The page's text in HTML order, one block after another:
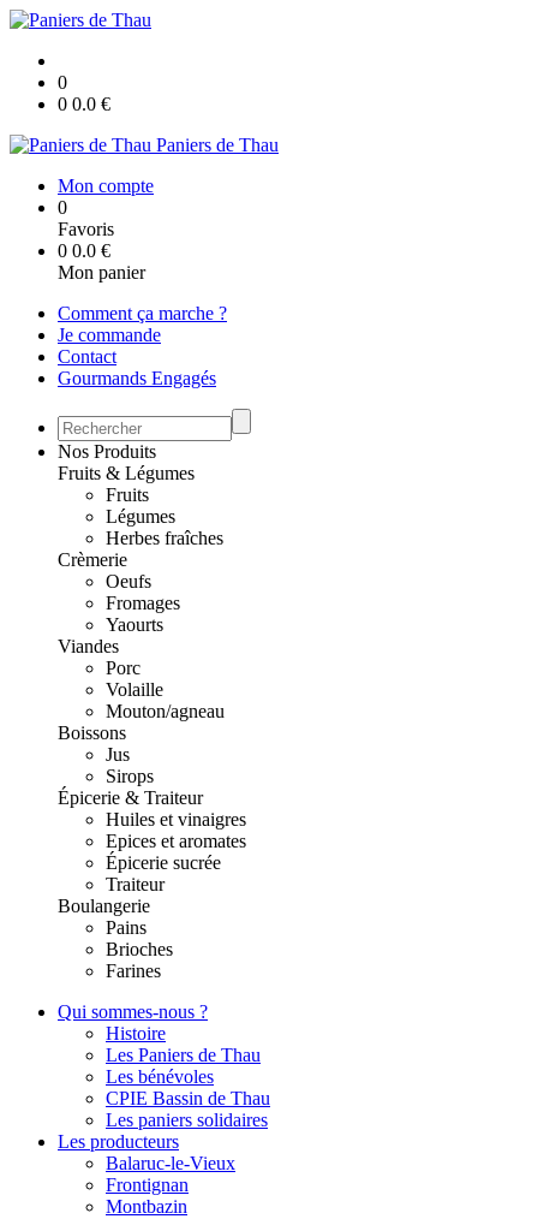
0
0 0.0 €
Paniers de Thau
Mon compte
0
Favoris
0 0.0 €
Mon panier
Comment ça marche ?
Je commande
Contact
Gourmands Engagés
Nos Produits
Fruits & Légumes
Fruits
Légumes
Herbes fraîches
Crèmerie
Oeufs
Fromages
Yaourts
Viandes
Porc
Volaille
Mouton/agneau
Boissons
Jus
Sirops
Épicerie & Traiteur
Huiles et vinaigres
Epices et aromates
Épicerie sucrée
Traiteur
Boulangerie
Pains
Brioches
Farines
Qui sommes-nous ?
Histoire
Les Paniers de Thau
Les bénévoles
CPIE Bassin de Thau
Les paniers solidaires
Les producteurs
Balaruc-le-Vieux
Frontignan
Montbazin